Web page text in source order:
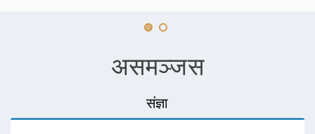
असमञ्जस
संज्ञा